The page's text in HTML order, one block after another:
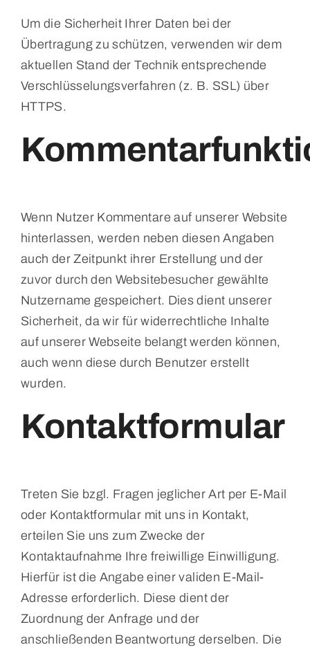
Um die Sicherheit Ihrer Daten bei der
Übertragung zu schützen, verwenden wir dem
aktuellen Stand der Technik entsprechende
Verschlüsselungsverfahren (z. B. SSL) über
HTTPS.
Wenn Nutzer Kommentare auf unserer Website
hinterlassen, werden neben diesen Angaben
auch der Zeitpunkt ihrer Erstellung und der
zuvor durch den Websitebesucher gewählte
Nutzername gespeichert. Dies dient unserer
Sicherheit, da wir für widerrechtliche Inhalte
auf unserer Webseite belangt werden können,
auch wenn diese durch Benutzer erstellt
wurden.
Kontaktformular
Treten Sie bzgl. Fragen jeglicher Art per E-Mail
oder Kontaktformular mit uns in Kontakt,
erteilen Sie uns zum Zwecke der
Kontaktaufnahme Ihre freiwillige Einwilligung.
Hierfür ist die Angabe einer validen E-Mail-
Adresse erforderlich. Diese dient der
Zuordnung der Anfrage und der
anschließenden Beantwortung derselben. Die